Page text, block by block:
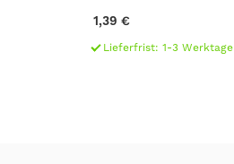
1,39 €
Lieferfrist: 1-3 Werktage